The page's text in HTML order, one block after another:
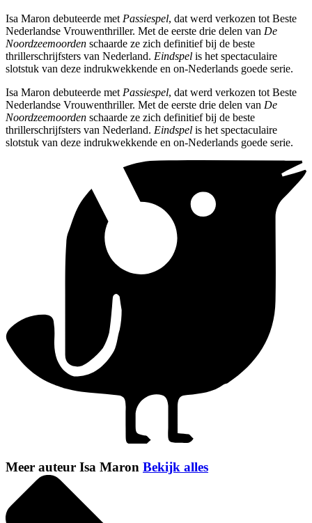
Isa Maron debuteerde met Passiespel, dat werd verkozen tot Beste
Nederlandse Vrouwenthriller. Met de eerste drie delen van De
Noordzeemoorden schaarde ze zich definitief bij de beste
thrillerschrijfsters van Nederland. Eindspel is het spectaculaire
slotstuk van deze indrukwekkende en on-Nederlands goede serie.
Isa Maron debuteerde met Passiespel, dat werd verkozen tot Beste
Nederlandse Vrouwenthriller. Met de eerste drie delen van De
Noordzeemoorden schaarde ze zich definitief bij de beste
thrillerschrijfsters van Nederland. Eindspel is het spectaculaire
slotstuk van deze indrukwekkende en on-Nederlands goede serie.
Meer auteur Isa Maron Bekijk alles